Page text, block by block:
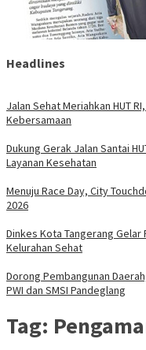
Headlines
Jalan Sehat Meriahkan HUT
Kebersamaan
Dukung Gerak Jalan Santai
Layanan Kesehatan
Menuju Race Day, City
2026
Dinkes Kota Tangerang
Kelurahan Sehat
Dorong Pembangunan
PWI dan SMSI Pandeglang
Tag: